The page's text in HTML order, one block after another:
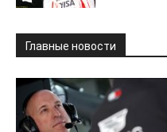
Главные новости